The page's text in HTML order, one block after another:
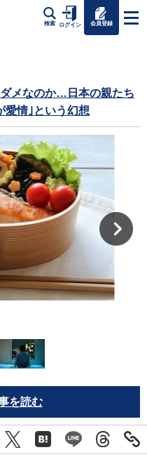
検索 ログイン 会員登録
メなのか…日本の親たち
愛情｣という幻想
を読む